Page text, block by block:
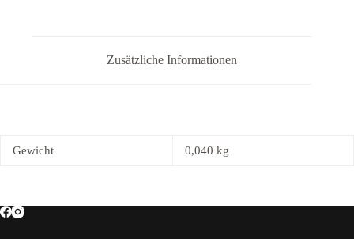
Zusätzliche Informationen
Gewicht 0,040 kg